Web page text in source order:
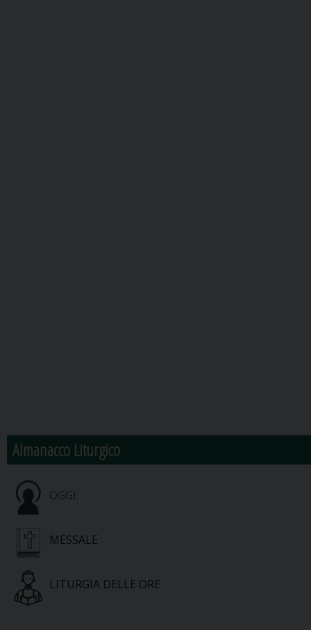
Almanacco Liturgico
OGGI:
MESSALE
LITURGIA DELLE ORE